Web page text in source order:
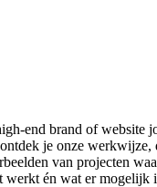
end brand of website
je onze werkwijze,
van projecten
werkt én wat er mogelijk